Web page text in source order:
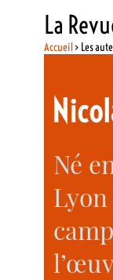
La
Accueil> Les
Né